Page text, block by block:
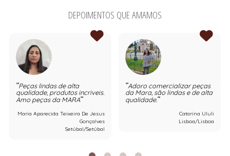
DEPOIMENTOS QUE AMAMOS
Peças lindas de alta
qualidade, produtos incriveis.
Amo peças da MARA
Maria Aparecida Teixeira De Jesus
Gonçalves
Setúbal/Setúbal
Adoro comercializar peças
da Mara, são lindas e de alta
qualidade.
Catarina Ululi
Lisboa/Lisboa